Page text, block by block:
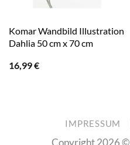
Komar Wandbild Illustration
Dahlia 50 cm x 70 cm
16,99€
IMPRESSUM
Copyright 2026 ©